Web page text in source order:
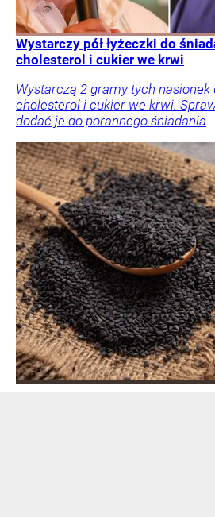
Wystarczy pół łyżeczki do
cholesterol i cukier we krwi
Wystarczą 2 gramy tych nasionek
cholesterol i cukier we krwi.
dodać je do porannego śniadania